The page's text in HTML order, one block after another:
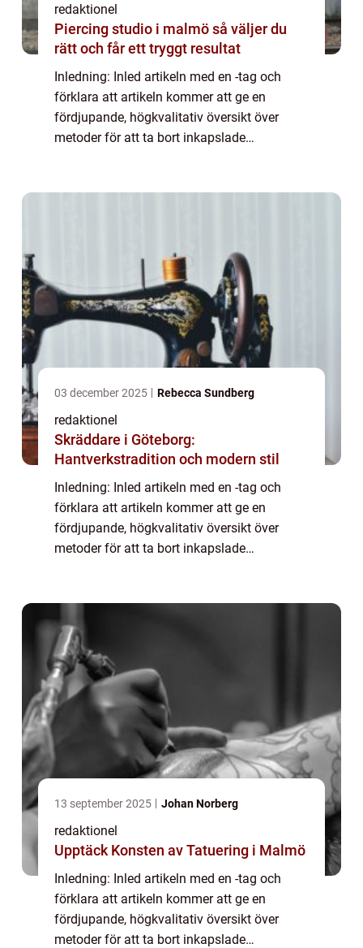
redaktionel
Piercing studio i malmö så väljer du
rätt och får ett tryggt resultat
Inledning: Inled artikeln med en -tag och
förklara att artikeln kommer att ge en
fördjupande, högkvalitativ översikt över
metoder för att ta bort inkapslade
03 december 2025 Rebecca Sundberg
redaktionel
Skräddare i Göteborg:
Hantverkstradition och modern stil
Inledning: Inled artikeln med en -tag och
förklara att artikeln kommer att ge en
fördjupande, högkvalitativ översikt över
metoder för att ta bort inkapslade
13 september 2025 Johan Norberg
redaktionel
Upptäck Konsten av Tatuering i Malmö
Inledning: Inled artikeln med en -tag och
förklara att artikeln kommer att ge en
fördjupande, högkvalitativ översikt över
metoder för att ta bort inkapslade